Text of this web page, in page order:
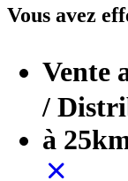
Vous avez
Vente
/
à